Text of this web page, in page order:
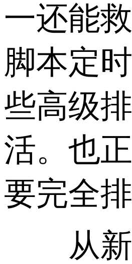
一还能
脚本定
些高级
活。也
要完全
从新